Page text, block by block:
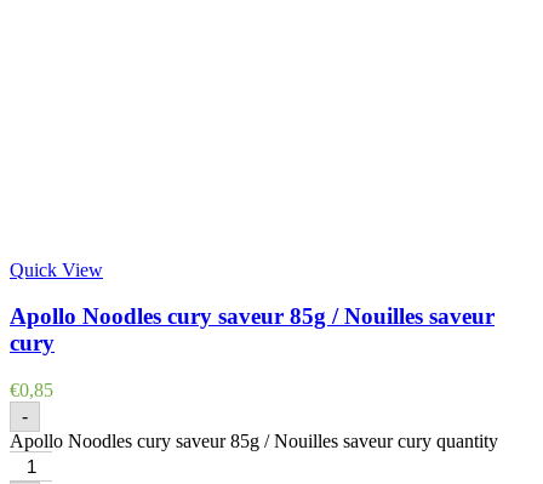
Quick View
Apollo Noodles cury saveur 85g / Nouilles saveur
cury
€0,85
-
Apollo Noodles cury saveur 85g / Nouilles saveur cury quantity